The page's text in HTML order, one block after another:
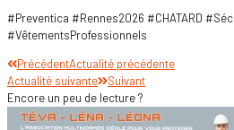
#Preventica #Rennes2026 #CHATARD
#VêtementsProfessionnels
PrécédentActualité précédente
Actualité suivante
Suivant
Encore un peu de lecture ?